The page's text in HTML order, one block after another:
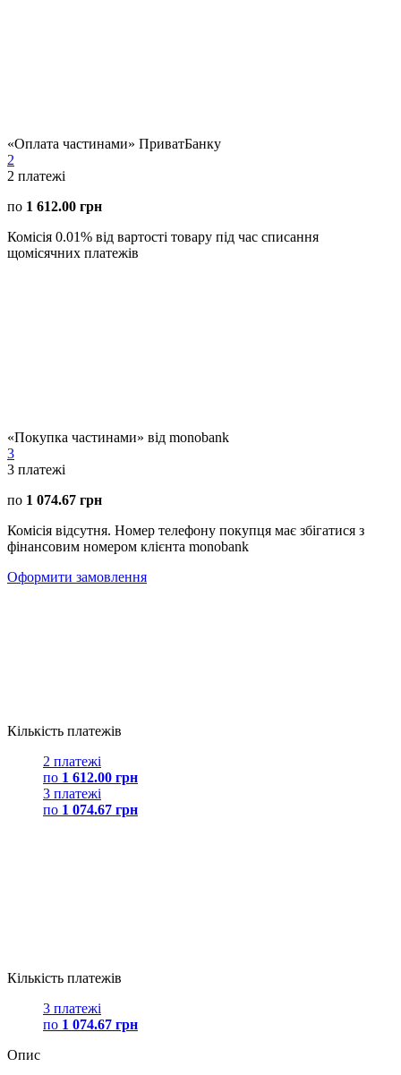
«Оплата частинами» ПриватБанку
2
2 платежі
по 1 612.00 грн
Комісія 0.01% від вартості товару під час списання
щомісячних платежів
«Покупка частинами» від monobank
3
3 платежі
по 1 074.67 грн
Комісія відсутня. Номер телефону покупця має збігатися з
фінансовим номером клієнта monobank
Оформити замовлення
Кількість платежів
2 платежі
по 1 612.00 грн
3 платежі
по 1 074.67 грн
Кількість платежів
3 платежі
по 1 074.67 грн
Опис